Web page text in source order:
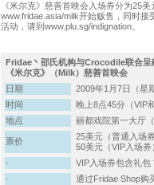
《米尔克》慈善首映会入场券分为25
www.fridae.asia/milk开始贩售，同时
活动，请到www.plu.sg/indignation。
Fridae丶邵氏机构与Crocodile联合呈
《米尔克》（Milk）慈善首映会
日期
2009年1月7日（星
时间
晚上8点45分（VIP
地点
丽都戏院第一大厅
票价
25美元（普通入场券
50美元（VIP入场券
·
VIP入场券包含礼包
·
通过Fridae Shop购